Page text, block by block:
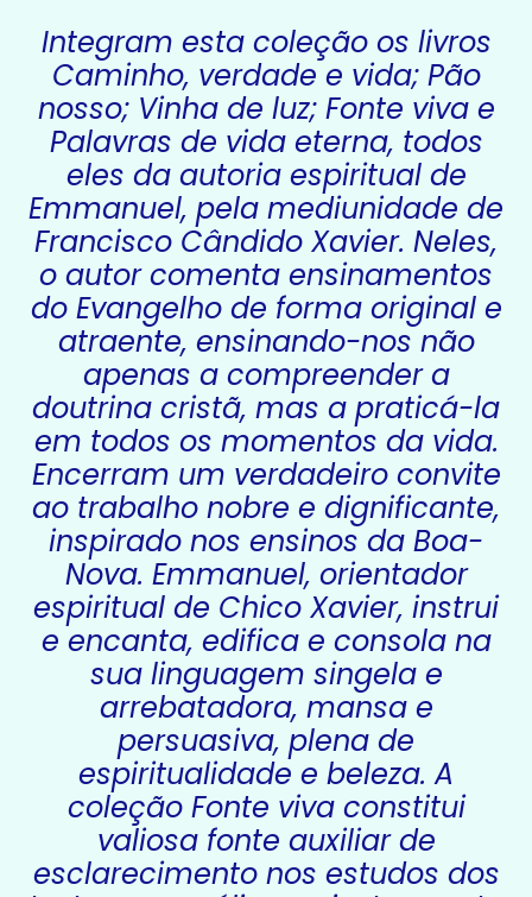
Integram esta coleção os livros
Caminho, verdade e vida; Pão
nosso; Vinha de luz; Fonte viva e
Palavras de vida eterna, todos
eles da autoria espiritual de
Emmanuel, pela mediunidade de
Francisco Cândido Xavier. Neles,
o autor comenta ensinamentos
do Evangelho de forma original e
atraente, ensinando-nos não
apenas a compreender a
doutrina cristã, mas a praticá-la
em todos os momentos da vida.
Encerram um verdadeiro convite
ao trabalho nobre e dignificante,
inspirado nos ensinos da Boa-
Nova. Emmanuel, orientador
espiritual de Chico Xavier, instrui
e encanta, edifica e consola na
sua linguagem singela e
arrebatadora, mansa e
persuasiva, plena de
espiritualidade e beleza. A
coleção Fonte viva constitui
valiosa fonte auxiliar de
esclarecimento nos estudos dos